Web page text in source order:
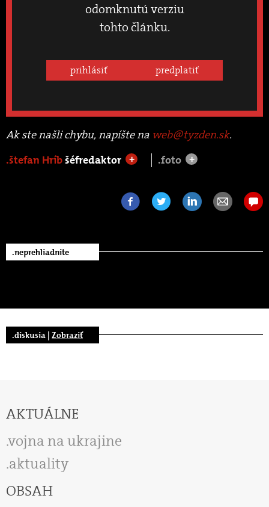
odomknutú verziu
tohto článku.
prihlásiť predplatiť
Ak ste našli chybu, napíšte na web@tyzden.sk.
.štefan Hríbšéfredaktor + .foto +
.neprehliadnite
.diskusia | Zobraziť
AKTUÁLNE
vojna na ukrajine
aktuality
OBSAH